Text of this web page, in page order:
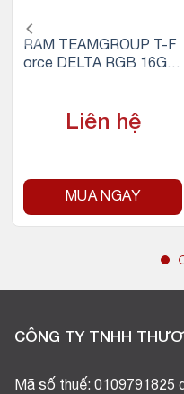
RAM TEAMGROUP T-F
orce DELTA RGB 16GB
Liên hệ
MUA NGAY
CÔNG TY TNHH
Mã số thuế: 0109791825